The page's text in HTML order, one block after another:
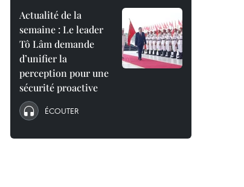
Actualité de la
semaine : Le leader
Tô Lâm demande
d’unifier la
perception pour une
sécurité proactive
ÉCOUTER